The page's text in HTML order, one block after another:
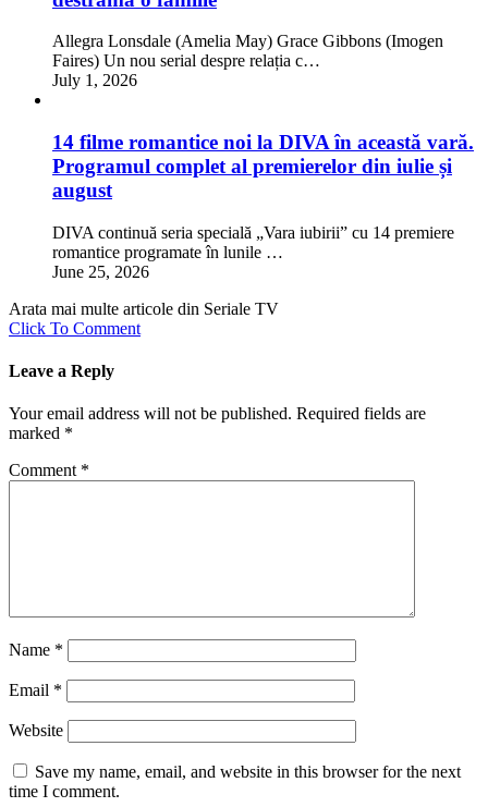
Allegra Lonsdale (Amelia May) Grace Gibbons (Imogen
Faires) Un nou serial despre relația c…
July 1, 2026
14 filme romantice noi la DIVA în această vară.
Programul complet al premierelor din iulie și
august
DIVA continuă seria specială „Vara iubirii” cu 14 premiere
romantice programate în lunile …
June 25, 2026
Arata mai multe articole din Seriale TV
Click To Comment
Leave a Reply
Your email address will not be published. Required fields are
marked *
Comment *
Name *
Email *
Website
Save my name, email, and website in this browser for the next
time I comment.